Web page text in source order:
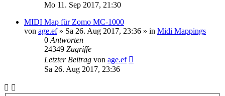
Mo 11. Sep 2017, 21:30
MIDI Map für Zomo MC-1000
von age.ef» Sa 26. Aug 2017, 23:36 » in Midi Mappings
0 Antworten
24349 Zugriffe
Letzter Beitrag von age.ef
Sa 26. Aug 2017, 23:36